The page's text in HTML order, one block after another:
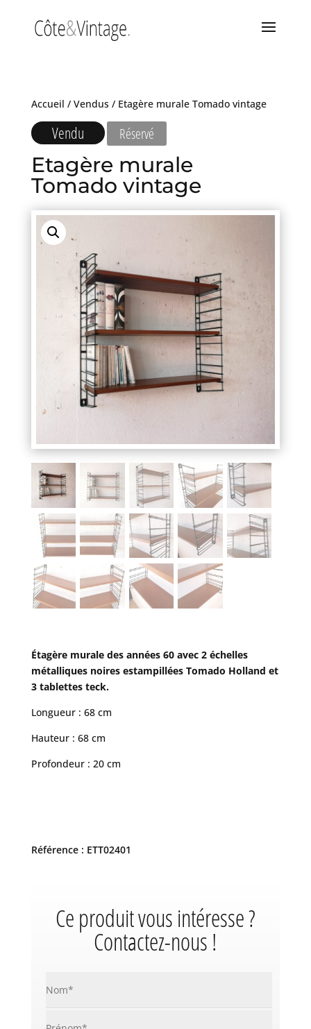
Accueil / Vendus/ Etagère murale Tomado vintage
Vendu Réservé
Etagère murale
Tomado vintage
Étagère murale des années 60 avec 2 échelles
métalliques noires estampillées Tomado Holland et
3 tablettes teck.
Longueur : 68 cm
Hauteur : 68 cm
Profondeur : 20 cm
Référence : ETT02401
Ce produit vous intéresse ?
Contactez-nous !